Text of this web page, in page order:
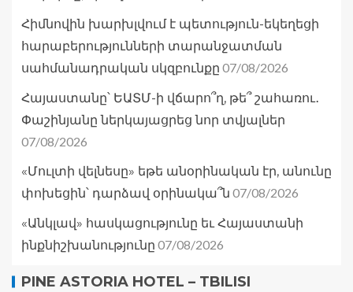
Հիմնովին խարխլվում է պետություն-եկեղեցի
հարաբերությունների տարանջատման
սահմանադրական սկզբունքը 07/08/2026
Հայաստանը՝ ԵԱՏՄ-ի վճարո՞ղ, թե՞ շահառու․
Փաշինյանը ներկայացրեց նոր տվյալներ
07/08/2026
«Մուլտի վելնեսը» եթե անօրինական էր, անունը
փոխեցին՝ դարձավ օրինակա՞ն 07/08/2026
«Անկլավ» հասկացությունը եւ Հայաստանի
ինքնիշխանությունը 07/08/2026
PINE ASTORIA HOTEL – TBILISI